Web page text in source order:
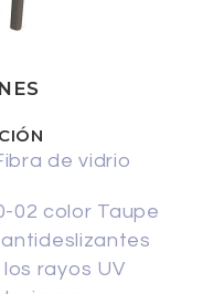
de vidrio
02 color Taupe
rayos UV